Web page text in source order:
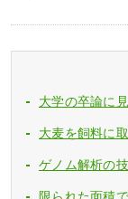
大学の卒論に
大麦を飼料に
ゲノム解析の